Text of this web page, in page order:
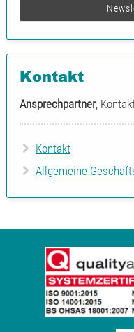
Kontakt
Ansprechpartner,
Kontakt
Allgemeine